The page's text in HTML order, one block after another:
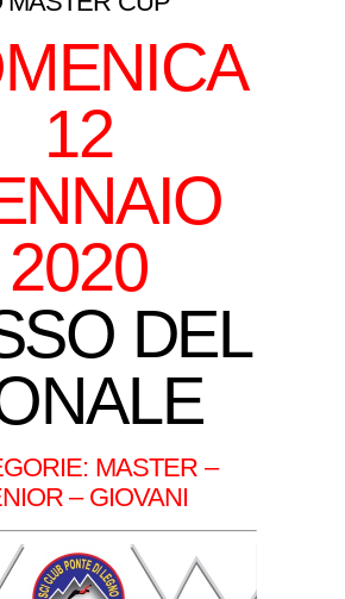
12
2020
DEL
MASTER –
– GIOVANI